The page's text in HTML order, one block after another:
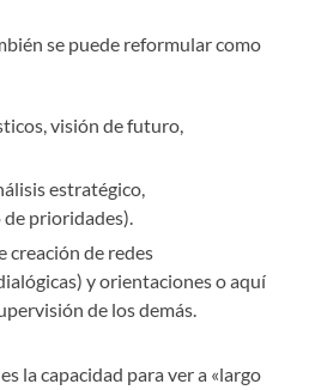
se puede reformular como
visión de futuro,
estratégico,
prioridades).
creación de redes
y orientaciones o aquí
de los demás.
la capacidad para ver a «largo